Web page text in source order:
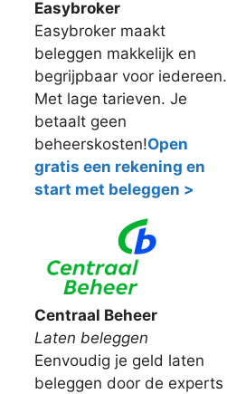
Easybroker
Easybroker maakt
beleggen makkelijk en
begrijpbaar voor iedereen.
Met lage tarieven. Je
betaalt geen
beheerskosten!Open
gratis een rekening en
start met beleggen >
Centraal Beheer
Laten beleggen
Eenvoudig je geld laten
beleggen door de experts